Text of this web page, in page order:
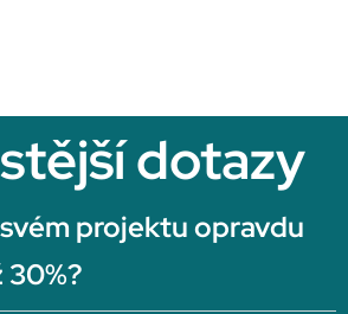
dotazy
projektu opravdu